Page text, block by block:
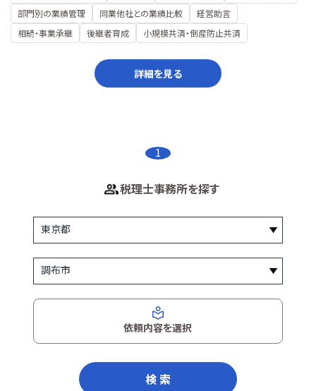
部門別の業績管理
同業他社との業績比較
経営助言
相続・事業承継
後継者育成 小規模共済・倒産防止共済
詳細を見る
1
税理士事務所を探す
依頼内容を選択
検 索